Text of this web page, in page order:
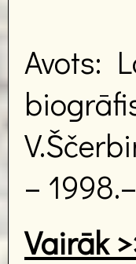
Avots:
–
Vairāk